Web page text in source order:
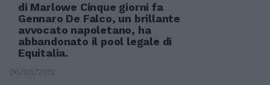
di Marlowe Cinque giorni fa
Gennaro De Falco, un brillante
avvocato napoletano, ha
abbandonato il pool legale di
Equitalia.
06/05/2012